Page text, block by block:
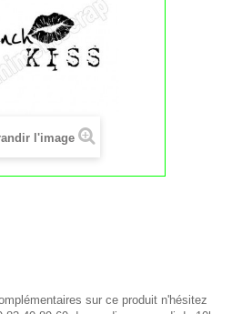
l'image
sur ce produit n'hésitez